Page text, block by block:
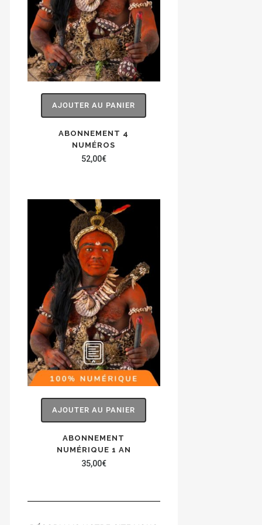
AJOUTER AU PANIER
ABONNEMENT 4
NUMÉROS
52,00€
AJOUTER AU PANIER
ABONNEMENT
NUMÉRIQUE 1 AN
35,00€